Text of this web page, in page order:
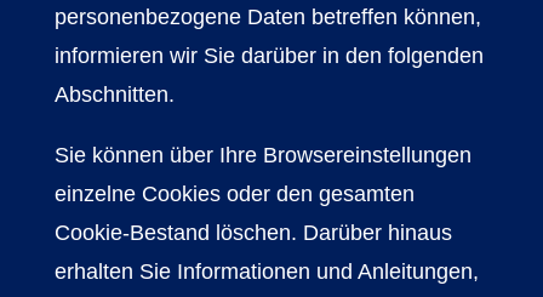
personenbezogene Daten betreffen können,
informieren wir Sie darüber in den folgenden
Abschnitten.
Sie können über Ihre Browsereinstellungen
einzelne Cookies oder den gesamten
Cookie-Bestand löschen. Darüber hinaus
erhalten Sie Informationen und Anleitungen,